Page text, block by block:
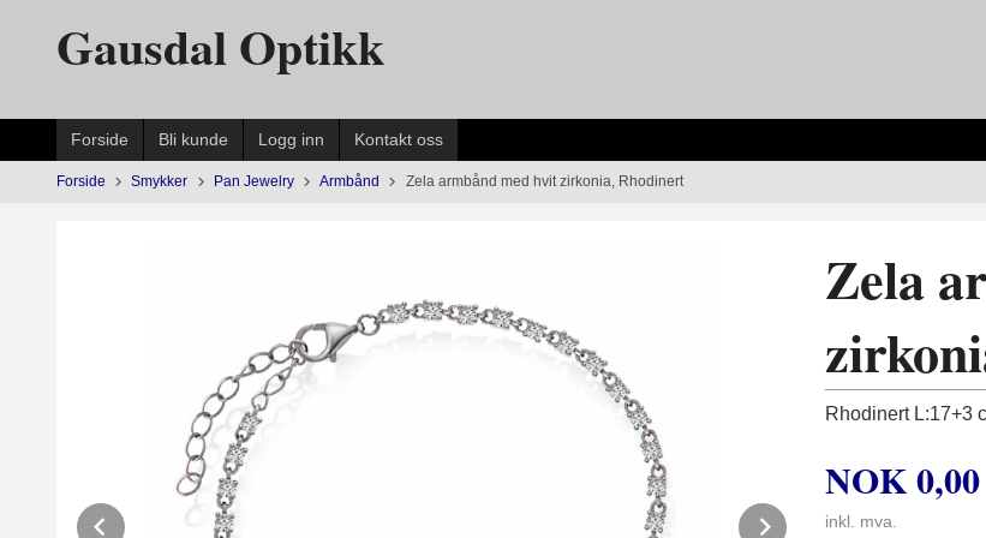
innholdetGausdal Optikk
Forside Bli kunde Logg inn Kontakt oss
Forside Smykker Pan Jewelry Armbånd Zela armbånd med hvit zirkonia, Rhodinert
Next
Zela
Rhodinert L:17+3
NOK0,00
inkl. mva.